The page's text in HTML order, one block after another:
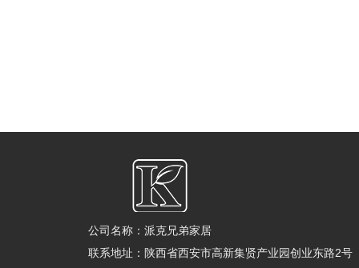
公司名称：派克兄弟家居
联系地址：陕西省西安市高新集贤产业园创业东路2号